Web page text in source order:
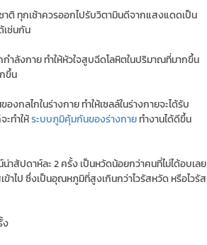
ติ ทุกเช้าควรออกไปรับวิตามินดีจากแสงแดดเป็น
เช่นกัน
กำลังกาย ทำให้หัวใจสูบฉีดโลหิตในปริมาณที่มากขึ้น
ขึ้น
กลไกในร่างกาย ทำให้เซลล์ในร่างกายจะได้รับ
ะทำให้ระบบภูมิคุ้มกันของร่างกาย ทำงานได้ดีขึ้น
สัปดาห์ละ 2 ครั้ง เป็นหวัดน้อยกว่าคนที่ไม่ได้อบเลย
ข้าไป ซึ่งเป็นอุณหภูมิที่สูงเกินกว่าไวรัสหวัด หรือไวรัส
ง